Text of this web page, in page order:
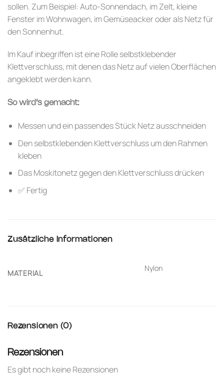
sollen. Zum Beispiel: Auto-Sonnendach, im Zelt, kleine
Fenster im Wohnwagen, im Gemüseacker oder als Netz für
den Sonnenhut.
Im Kauf inbegriffen ist eine Rolle selbstklebender
Klettverschluss, mit denen das Netz auf vielen Oberflächen
angeklebt werden kann.
So wird’s gemacht:
Messen und ein passendes Stück Netz ausschneiden
Den selbstklebenden Klettverschluss um den Rahmen
kleben
Das Moskitonetz gegen den Klettverschluss drücken
✅ Fertig
Zusätzliche Informationen
MATERIAL
Nylon
Rezensionen (0)
Rezensionen
Es gibt noch keine Rezensionen